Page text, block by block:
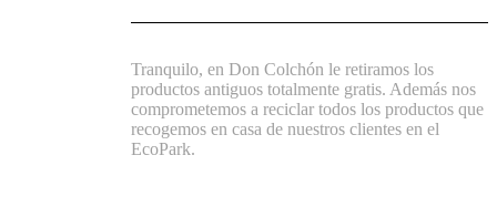
Tranquilo, en Don Colchón le retiramos los
productos antiguos totalmente gratis. Además nos
comprometemos a reciclar todos los productos que
recogemos en casa de nuestros clientes en el
EcoPark.